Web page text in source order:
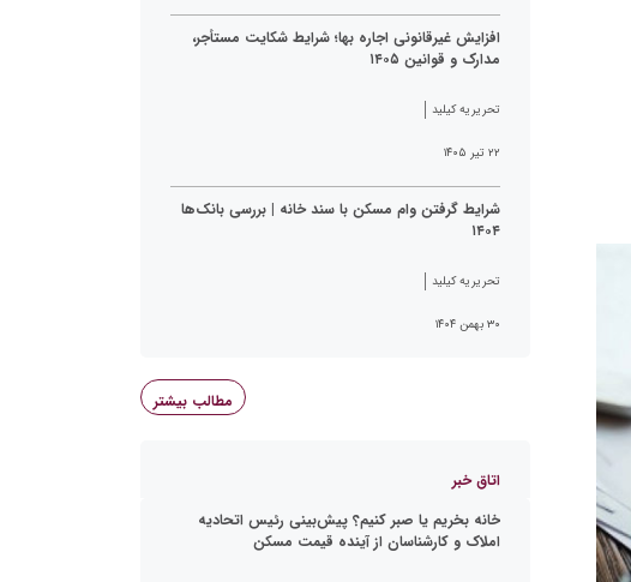
افزایش غیرقانونی اجاره بها؛ شرایط شکایت مستأجر،
مدارک و قوانین ۱۴۰۵
تحریریه کیلید
۲۲ تیر ۱۴۰۵
شرایط گرفتن وام مسکن با سند خانه | بررسی بانک‌ها
۱۴۰۴
تحریریه کیلید
۳۰ بهمن ۱۴۰۴
مطالب بیشتر
اتاق خبر
خانه بخریم یا صبر کنیم؟ پیش‌بینی رئیس اتحادیه
املاک و کارشناسان از آینده قیمت مسکن